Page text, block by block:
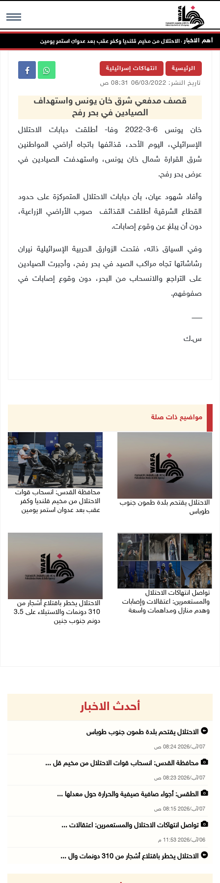
MENU أهم الاخبار
قوات الاحتلال من مخيم قلنديا وكفر عقب بعد عدوان استمر يومين
الرئيسية انتهاكات إسرائيلية
تاريخ النشر: 06/03/2022 08:31 ص
قصف مدفعي شرق خان يونس واستهداف
الصيادين في بحر رفح
خان
يونس 6-3-2022 وفا- أطلقت دبابات الاحتلال
الإسرائيلي، اليوم الأحد، قذائفها باتجاه أراضي المواطنين
شرق القرارة شمال خان يونس، واستهدفت الصيادين في
عرض بحر رفح.
وأفاد شهود عيان، بأن دبابات الاحتلال المتمركزة على حدود
القطاع الشرقية أطلقت القذائف صوب الأراضي الزراعية،
دون أن يبلغ عن وقوع إصابات.
وفي السياق ذاته، فتحت الزوارق الحربية الإسرائيلية نيران
رشاشاتها تجاه مراكب الصيد في بحر رفح، وأجبرت الصيادين
على التراجع والانسحاب من البحر، دون وقوع إصابات في
صفوفهم.
ــــــــــ
س.ك
مواضيع ذات صلة
الاحتلال يقتحم بلدة طمون جنوب
طوباس
محافظة القدس: انسحاب قوات
الاحتلال من مخيم قلنديا وكفر
عقب بعد عدوان استمر يومين
تواصل انتهاكات الاحتلال
والمستعمرين: اعتقالات وإصابات
وهدم منازل ومداهمات واسعة
الاحتلال يخطر باقتلاع أشجار من
310 دونمات والاستيلاء على 3.5
دونم جنوب جنين
أحدث الاخبار
الاحتلال يقتحم بلدة طمون جنوب طوباس
07/آب/2026 08:24 ص
محافظة القدس: انسحاب قوات الاحتلال من مخيم قل ...
07/آب/2026 08:23 ص
الطقس: أجواء صافية صيفية والحرارة حول معدلها ...
07/آب/2026 08:15 ص
تواصل انتهاكات الاحتلال والمستعمرين: اعتقالات ...
06/آب/2026 11:53 م
الاحتلال يخطر باقتلاع أشجار من 310 دونمات وال ...